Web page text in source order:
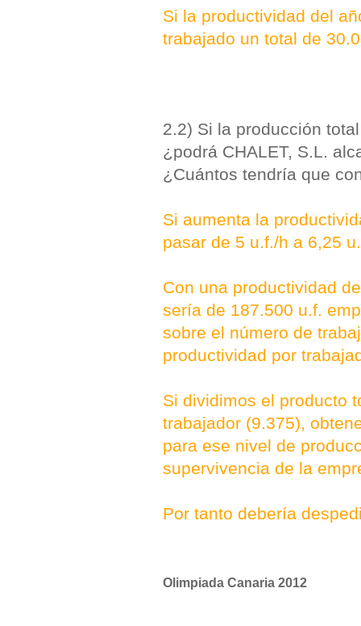
Si la productividad del
trabajado un total de
2.2) Si la producción
¿podrá CHALET, S.L.
¿Cuántos tendría que
Si aumenta la
pasar de 5 u.f./h a 6,25
Con una productividad
sería de 187.500 u.f.
sobre el número de
productividad por
Si dividimos el producto
trabajador (9.375),
para ese nivel de
supervivencia de la
Por tanto debería
Olimpiada Canaria 2012